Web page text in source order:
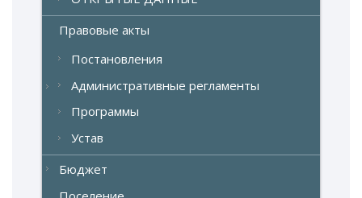
Правовые акты
Постановления
Административные регламенты
Программы
Устав
Бюджет